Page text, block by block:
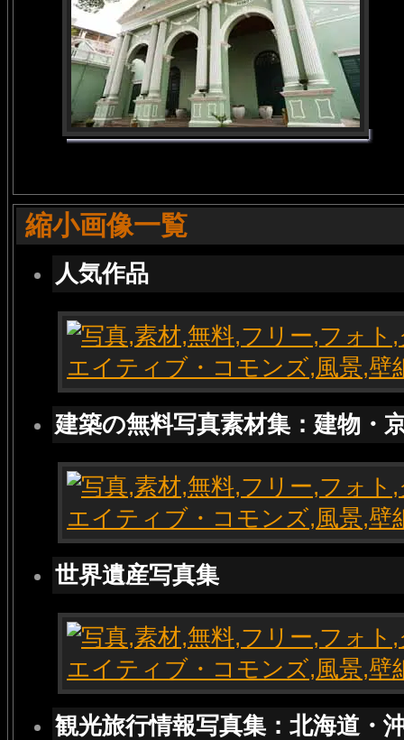
縮小画像一覧
人気作品
建築の無料写真素材集：建物・
世界遺産写真集
観光旅行情報写真集：北海道・